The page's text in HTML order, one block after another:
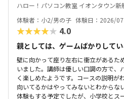
プライベートでも使えるからいいかな
いるパソコンはタッチパネルタイプな
と心配でしたが、すぐに慣れました。
ハロー！パソコン教室 イオンタウン新
体験者：小2/男の子 体験日：2026/07
★★★★★ 4.0
親としては、ゲームばかりして
壁に向かって座り左右に衝立があるた
いました。講師は優しい口調の方で、
く楽しめたようです。コースの説明が
向いてるかはやってみないとわからな
体験もする予定でしたが、小学校とス